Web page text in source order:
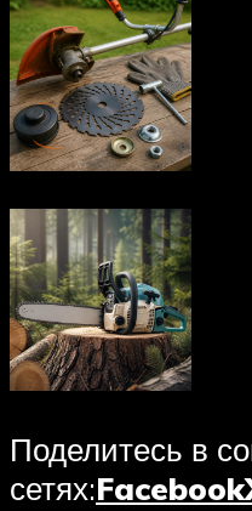
Поделитесь в
сетях:Facebook